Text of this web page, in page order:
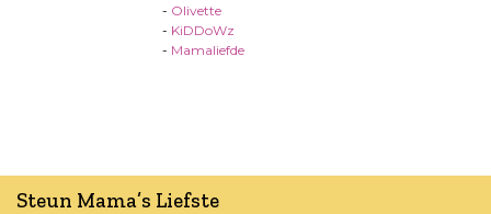
- Olivette
- KiDDoWz
- Mamaliefde
Steun Mama’s Liefste